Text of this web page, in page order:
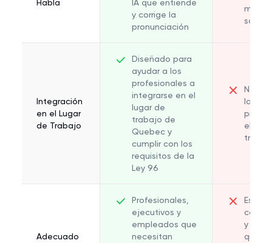
Habla
IA que entiende
y corrige la
pronunciación
menos
Integración
en el Lugar
de Trabajo
Diseñado para
ayudar a los
profesionales a
integrarse en el
lugar de
trabajo de
Quebec y
cumplir con los
requisitos de la
Ley 96
No
la
el
Adecuado
Profesionales,
ejecutivos y
empleados que
necesitan
y
que